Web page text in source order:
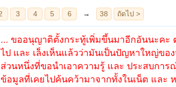
... ขออนุญาติตั้งกระทู้เพิ่มขึ้นมาอีกอันนะค
ไป และ เล็งเห็นแล้วว่ามันเป็นปัญหาใหญ่ข
ส่วนหนึ่งที่ขอนำเอาความรู้ และ ประสบการ
ข้อมูลที่เคยไปค้นคว้ามาจากทั้งในเน็ต และ